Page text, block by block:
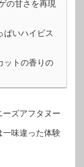
の甘さを再現
ぱいハイビス
ットの香りの
ーズアフタヌー
一味違った体験